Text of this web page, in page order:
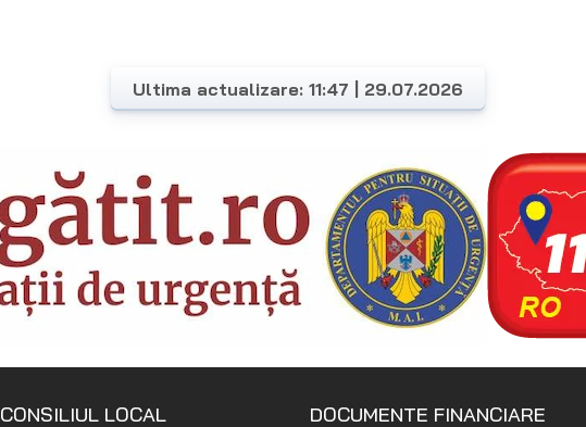
Ultima actualizare: 11:47 | 29.07.2026
CONSILIUL LOCAL DOCUMENTE FINANCIARE